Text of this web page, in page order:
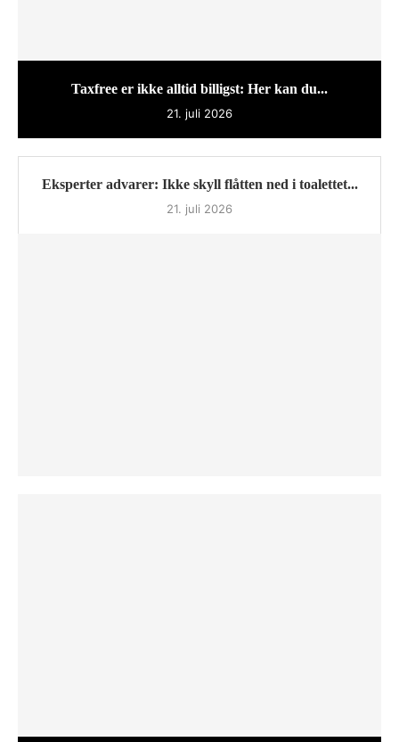
Taxfree er ikke alltid billigst: Her kan du...
21. juli 2026
Eksperter advarer: Ikke skyll flåtten ned i toalettet...
21. juli 2026